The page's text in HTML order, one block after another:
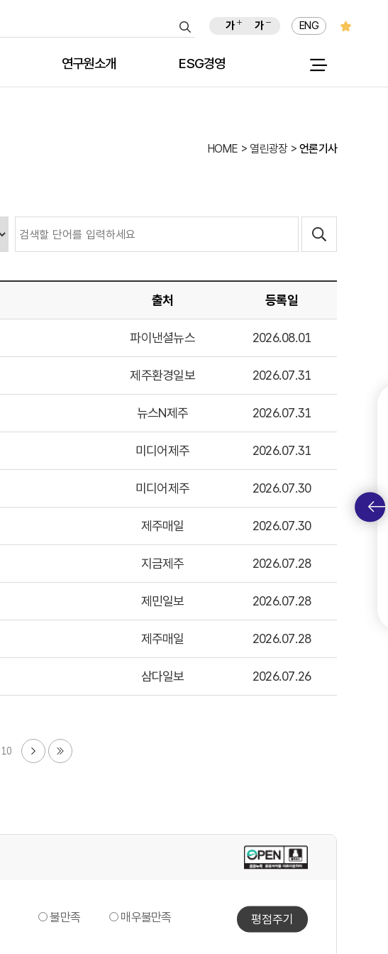
가 가 ENG
연구원소개
설립목적 및 연혁
층별 회의실 안내
브로슈어
제주가족친화지원센터
ESG경영
사회공헌활동
인권헌장
청렴 슬로건
청렴서약서
윤리·인권 소식
행동강령신고센터
고객헌장
고객 서비스 표준 이행 절차
경영공시
공개자료
계약정보
신고·문의·제안
공정투명경영
HOME > 열린광장 > 언론기사
출처 등록일
파이낸셜뉴스 2026.08.01
제주환경일보 2026.07.31
뉴스N제주 2026.07.31
미디어제주 2026.07.31
미디어제주 2026.07.30
제주매일 2026.07.30
지금제주 2026.07.28
제민일보 2026.07.28
제주매일 2026.07.28
삼다일보 2026.07.26
10
불만족 매우불만족 평점주기